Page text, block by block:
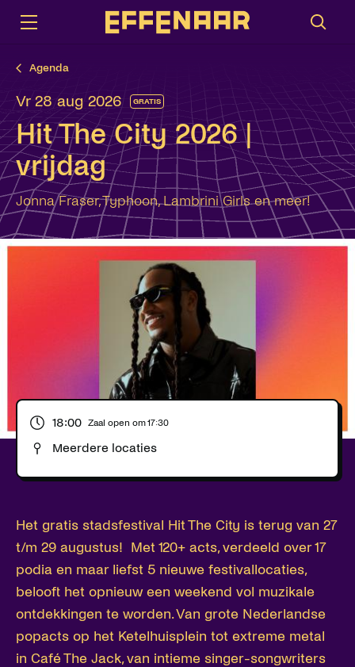
Agenda
vr 28 aug 2026 GRATIS
Hit The City 2026 |
vrijdag
Jonna Fraser, Typhoon, Lambrini Girls en meer!
18:00 Zaal open om17:30
Meerdere locaties
Het gratis stadsfestival Hit The City is terug van 27
t/m 29 augustus! Met 120+ acts, verdeeld over 17
podia en maar liefst 5 nieuwe festivallocaties,
belooft het opnieuw een weekend vol muzikale
ontdekkingen te worden. Van grote Nederlandse
popacts op het Ketelhuisplein tot extreme metal
in Café The Jack, van intieme singer-songwriters